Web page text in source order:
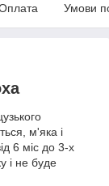
Умови
м'яка і
6 міс до 3-х
і не буде